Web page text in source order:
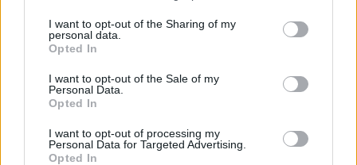
I want to opt-out of the Sharing of my
personal data.
Opted In
I want to opt-out of the Sale of my
Personal Data.
Opted In
I want to opt-out of processing my
Personal Data for Targeted Advertising.
Opted In
aksesuāriem, izrotājot kaklu, frizūru, piemēram, ar
skaistiem puķu vainagiem, kas šobrīd ir modē.
6. Garai kleitai ar dziļu dekoltē muguras daļā